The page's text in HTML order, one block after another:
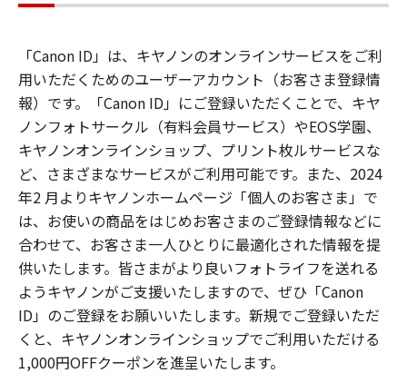
「Canon ID」は、キヤノンのオンラインサービスをご利
用いただくためのユーザーアカウント（お客さま登録情
報）です。「Canon ID」にご登録いただくことで、キヤ
ノンフォトサークル（有料会員サービス）やEOS学園、
キヤノンオンラインショップ、プリント枚ルサービスな
ど、さまざまなサービスがご利用可能です。また、2024
年2 月よりキヤノンホームページ「個人のお客さま」で
は、お使いの商品をはじめお客さまのご登録情報などに
合わせて、お客さま一人ひとりに最適化された情報を提
供いたします。皆さまがより良いフォトライフを送れる
ようキヤノンがご支援いたしますので、ぜひ「Canon
ID」のご登録をお願いいたします。新規でご登録いただ
くと、キヤノンオンラインショップでご利用いただける
1,000円OFFクーポンを進呈いたします。